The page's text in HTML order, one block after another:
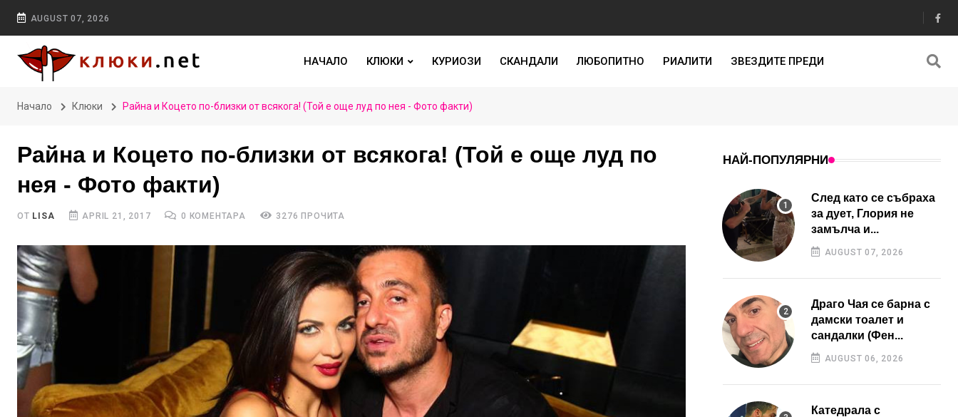
AUGUST 07, 2026
НАЧАЛО КЛЮКИ КУРИОЗИ СКАНДАЛИ ЛЮБОПИТНО РИАЛИТИ ЗВЕЗДИТЕ ПРЕДИ
Начало Клюки Райна и Коцето по-близки от всякога! (Той е още луд по нея - Фото факти)
Райна и Коцето по-близки от всякога! (Той е още луд по
нея - Фото факти)
ОТ LISA APRIL 21, 2017 0 КОМЕНТАРА 3276 ПРОЧИТА
НАЙ-ПОПУЛЯРНИ
След като се събраха
за дует, Глория не
замълча и...
AUGUST 07, 2026
Драго Чая се барна с
дамски тоалет и
сандалки (Фен...
AUGUST 06, 2026
Катедрала с